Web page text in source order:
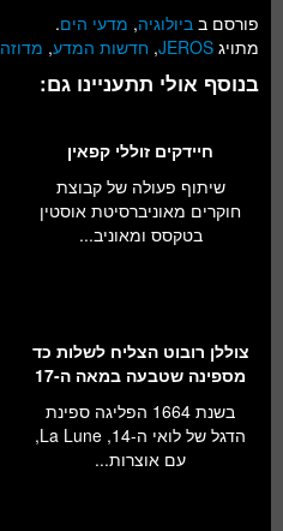
פורסם ב ביולוגיה, מדעי הים.
מתויג JEROS
, חדשות המדע, מדוזה
בנוסף אולי תתעניינו גם:
חיידקים זוללי קפאין
שיתוף פעולה של קבוצת
חוקרים מאוניברסיטת אוסטין
בטקסס ומאוניב...
צוללן רובוט הצליח לשלות כד
מספינה שטבעה במאה ה-17
בשנת 1664 הפליגה ספינת
הדגל של לואי ה-14, La Lune,
עם אוצרות...